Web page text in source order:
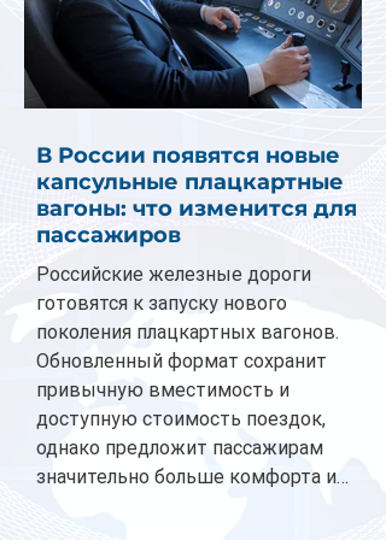
В России появятся новые
капсульные плацкартные
вагоны: что изменится для
пассажиров
Российские железные дороги
готовятся к запуску нового
поколения плацкартных вагонов.
Обновленный формат сохранит
привычную вместимость и
доступную стоимость поездок,
однако предложит пассажирам
значительно больше комфорта и